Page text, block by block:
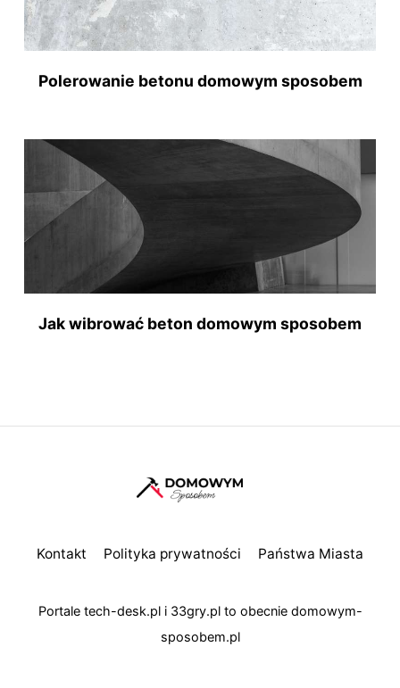
Polerowanie betonu domowym sposobem
Jak wibrować beton domowym sposobem
Kontakt Polityka prywatności Państwa Miasta
Portale tech-desk.pli 33gry.plto obecnie domowym-
sposobem.pl